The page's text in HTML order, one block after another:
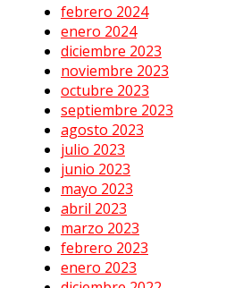
febrero 2024
enero 2024
diciembre 2023
noviembre 2023
octubre 2023
septiembre 2023
agosto 2023
julio 2023
junio 2023
mayo 2023
abril 2023
marzo 2023
febrero 2023
enero 2023